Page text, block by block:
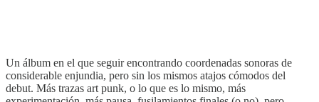
Un álbum en el que seguir encontrando coordenadas sonoras de
considerable enjundia, pero sin los mismos atajos cómodos del
debut. Más trazas art punk, o lo que es lo mismo, más